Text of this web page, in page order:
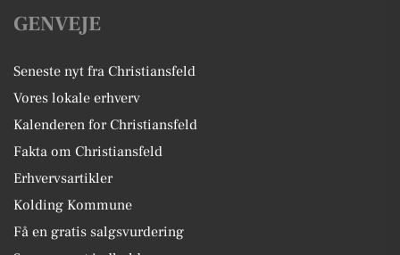
GENVEJE
Seneste nyt fra Christiansfeld
Vores lokale erhverv
Kalenderen for Christiansfeld
Fakta om Christiansfeld
Erhvervsartikler
Kolding Kommune
Få en gratis salgsvurdering